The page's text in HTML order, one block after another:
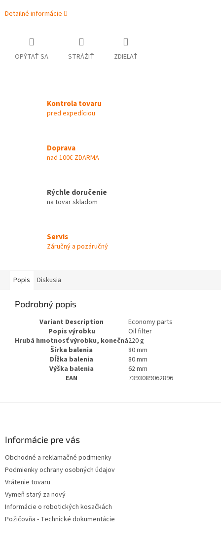
Detailné informácie
OPÝTAŤ SA STRÁŽIŤ ZDIEĽAŤ
Kontrola tovaru
pred expedíciou
Doprava
nad 100€ ZDARMA
Rýchle doručenie
na tovar skladom
Servis
Záručný a pozáručný
Popis Diskusia
Podrobný popis
Variant Description
Economy parts
Popis výrobku
Oil filter
Hrubá hmotnosť výrobku, konečná220 g
Šírka balenia
80 mm
Dĺžka balenia
80 mm
Výška balenia
62 mm
EAN
7393089062896
Informácie pre vás
Obchodné a reklamačné podmienky
Podmienky ochrany osobných údajov
Vrátenie tovaru
Vymeň starý za nový
Informácie o robotických kosačkách
Požičovňa - Technické dokumentácie